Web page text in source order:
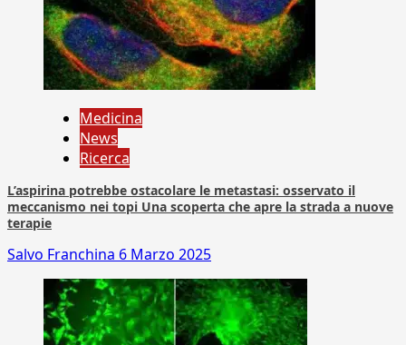
Medicina
News
Ricerca
L’aspirina potrebbe ostacolare le metastasi: osservato il
meccanismo nei topi Una scoperta che apre la strada a nuove
terapie
Salvo Franchina 6 Marzo 2025